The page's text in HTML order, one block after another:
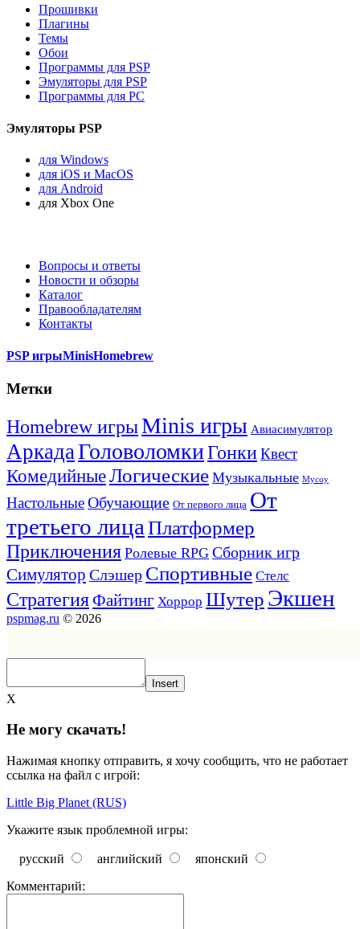
Прошивки
Плагины
Темы
Обои
Программы для PSP
Эмуляторы для PSP
Программы для PC
Эмуляторы PSP
для Windows
для iOS и MacOS
для Android
для Xbox One
Вопросы и ответы
Новости и обзоры
Каталог
Правообладателям
Контакты
PSP игрыMinisHomebrew
Метки
Homebrew игрыMinis игры Авиасимулятор
Аркада ГоловоломкиГонкиКвест
КомедийныеЛогические Музыкальные Мусоу
НастольныеОбучающие От первого лица От
третьего лица Платформер
Приключения Ролевые RPG Сборник игр
Симулятор Слэшер Спортивные Стелс
СтратегияФайтинг Хоррор Шутер Экшен
pspmag.ru © 2026
Insert
X
Не могу скачать!
Нажимая кнопку отправить, я хочу сообщить, что не работает
ссылка на файл с игрой:
Little Big Planet (RUS)
Укажите язык проблемной игры:
русский английский
японский
Комментарий: